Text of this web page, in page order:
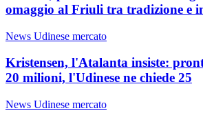
omaggio al Friuli tra tradizione e
News Udinese mercato
Kristensen, l'Atalanta insiste:
20 milioni, l'Udinese ne chiede 25
News Udinese mercato